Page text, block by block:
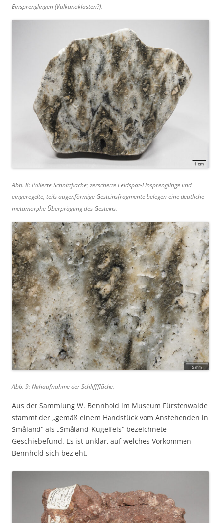
Einsprenglingen (Vulkanoklasten?).
Abb. 8: Polierte Schnittfläche; zerscherte Feldspat-Einsprenglinge und
eingeregelte, teils augenförmige Gesteinsfragmente belegen eine deutliche
metamorphe Überprägung des Gesteins.
Abb. 9: Nahaufnahme der Schlifffläche.
Aus der Sammlung W. Bennhold im Museum Fürstenwalde
stammt der „gemäß einem Handstück vom Anstehenden in
Småland“ als „Småland-Kugelfels“ bezeichnete
Geschiebefund. Es ist unklar, auf welches Vorkommen
Bennhold sich bezieht.